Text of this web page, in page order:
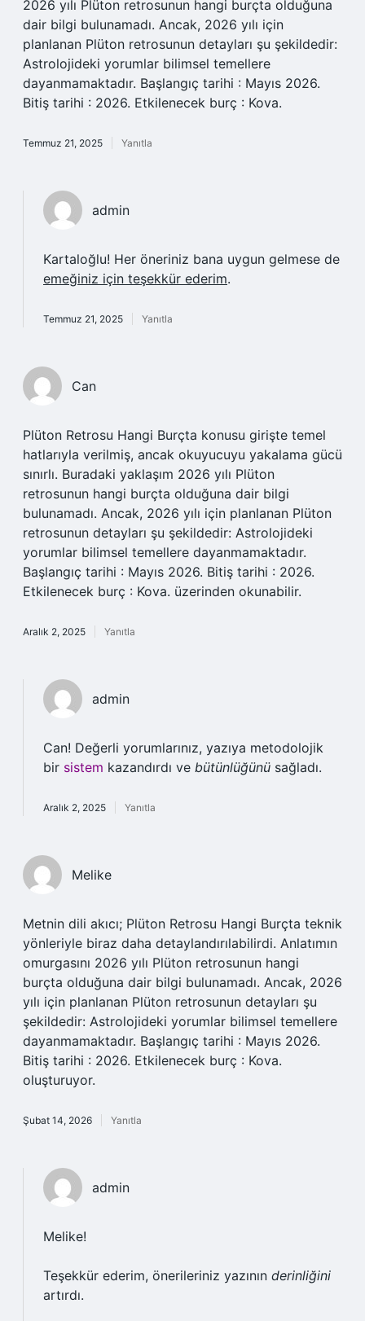
2026 yılı Plüton retrosunun hangi burçta olduğuna
dair bilgi bulunamadı. Ancak, 2026 yılı için
planlanan Plüton retrosunun detayları şu şekildedir:
Astrolojideki yorumlar bilimsel temellere
dayanmamaktadır. Başlangıç tarihi : Mayıs 2026.
Bitiş tarihi : 2026. Etkilenecek burç : Kova.
Temmuz 21, 2025 Yanıtla
admin
Kartaloğlu! Her öneriniz bana uygun gelmese de
emeğiniz için teşekkür ederim.
Temmuz 21, 2025 Yanıtla
Can
Plüton Retrosu Hangi Burçta konusu girişte temel
hatlarıyla verilmiş, ancak okuyucuyu yakalama gücü
sınırlı. Buradaki yaklaşım 2026 yılı Plüton
retrosunun hangi burçta olduğuna dair bilgi
bulunamadı. Ancak, 2026 yılı için planlanan Plüton
retrosunun detayları şu şekildedir: Astrolojideki
yorumlar bilimsel temellere dayanmamaktadır.
Başlangıç tarihi : Mayıs 2026. Bitiş tarihi : 2026.
Etkilenecek burç : Kova. üzerinden okunabilir.
Aralık 2, 2025 Yanıtla
admin
Can! Değerli yorumlarınız, yazıya metodolojik
bir sistem kazandırdı ve bütünlüğünü sağladı.
Aralık 2, 2025 Yanıtla
Melike
Metnin dili akıcı; Plüton Retrosu Hangi Burçta teknik
yönleriyle biraz daha detaylandırılabilirdi. Anlatımın
omurgasını 2026 yılı Plüton retrosunun hangi
burçta olduğuna dair bilgi bulunamadı. Ancak, 2026
yılı için planlanan Plüton retrosunun detayları şu
şekildedir: Astrolojideki yorumlar bilimsel temellere
dayanmamaktadır. Başlangıç tarihi : Mayıs 2026.
Bitiş tarihi : 2026. Etkilenecek burç : Kova.
oluşturuyor.
Şubat 14, 2026 Yanıtla
admin
Melike!
Teşekkür ederim, önerileriniz yazının derinliğini
artırdı.